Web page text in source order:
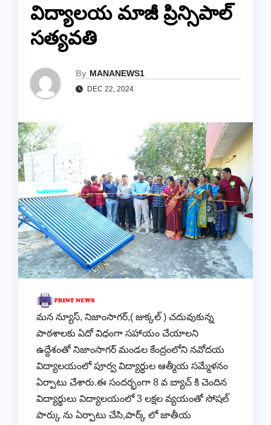
విద్యాలయ మాజీ ప్రిన్సిపాల్
సత్యవతి
By MANANEWS1
DEC 22, 2024
మన న్యూస్, నిజాంసాగర్,( జుక్కల్ ) చదువుకున్న
పాఠశాలకు ఏదో విధంగా సహాయం చేయాలని
ఉద్దేశంతో నిజాంసాగర్ మండల కేంద్రంలోని నవోదయ
విద్యాలయంలో పూర్వ విద్యార్థుల ఆత్మీయ సమ్మేళనం
ఏర్పాటు చేశారు.ఈ సందర్భంగా 8 వ బ్యాచ్ కి చెందిన
విద్యార్థులు విద్యాలయంలో 3 లక్షల వ్యయంతో సోషల్
పార్కు ను ఏర్పాటు చేసి,పార్క్ లో జాతీయ